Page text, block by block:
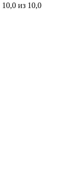
10,0 из 10,0